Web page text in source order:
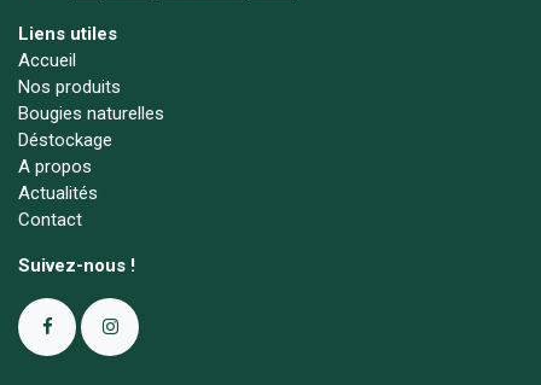
Liens utiles
Accueil
Nos produits
Bougies naturelles
Déstockage
A propos
Actualités
Contact
Suivez-nous !